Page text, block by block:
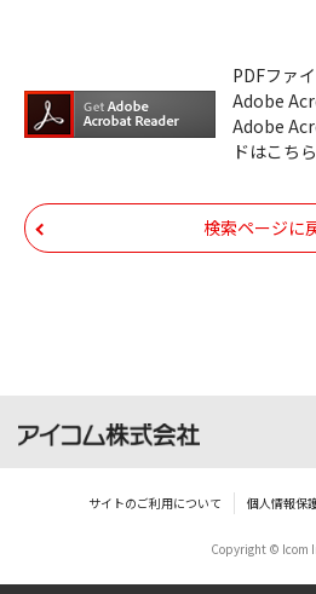
機器のコントロールコマ
びその他すべてのダウン
いての著作権を含むすべ
帰属します。ダウンロー
個人で使用される以外に
せんのでご了承ください。
告なく改良及び変更される
ダウンロードサービスに
PDFファ
Adobe
Adobe
ドはこち
検索ページに
サイトのご利用について 個人情報保
Copyright © Icom